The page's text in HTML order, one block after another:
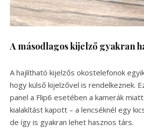
A másodlagos kijelző gyakran
A hajlítható kijelzős okostelefonok
hogy külső kijelzővel is rendelkeznek.
panel a Flip6 esetében a kamerák
kialakítást kapott – a lencséknél egy
de így is gyakran lehet hasznos társ.